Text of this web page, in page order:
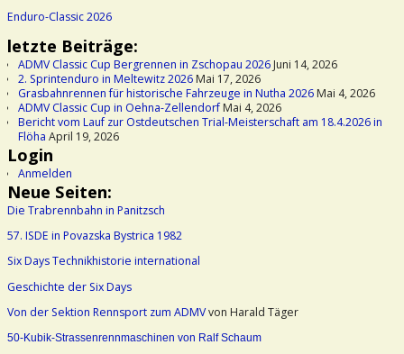
Enduro-Classic 2026
letzte Beiträge:
ADMV Classic Cup Bergrennen in Zschopau 2026Juni 14, 2026
2. Sprintenduro in Meltewitz 2026Mai 17, 2026
Grasbahnrennen für historische Fahrzeuge in Nutha 2026Mai 4, 2026
ADMV Classic Cup in Oehna-ZellendorfMai 4, 2026
Bericht vom Lauf zur Ostdeutschen Trial-Meisterschaft am 18.4.2026 in
Flöha April 19, 2026
Login
Anmelden
Neue Seiten:
Die Trabrennbahn in Panitzsch
57. ISDE in Povazska Bystrica 1982
Six Days Technikhistorie international
Geschichte der Six Days
Von der Sektion Rennsport zum ADMVvon Harald Täger
50-Kubik-Strassenrennmaschinen von Ralf Schaum